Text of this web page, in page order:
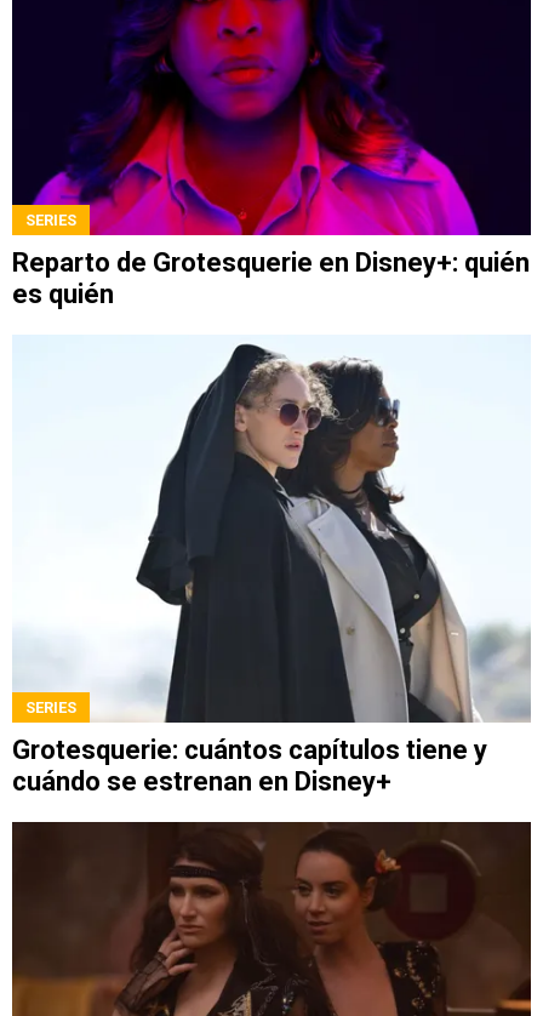
SERIES
Reparto de Grotesquerie en Disney+: quién
es quién
SERIES
Grotesquerie: cuántos capítulos tiene y
cuándo se estrenan en Disney+